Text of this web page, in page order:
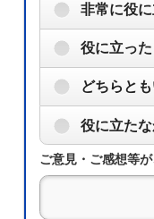
非常に役
役に立った
どちらと
役に立た
ご意見・ご感想等